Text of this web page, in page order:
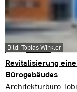
Revitalisierung
Bürogebäudes
Nordhausen
Architekturbüro
Bild: Tobias Winkler